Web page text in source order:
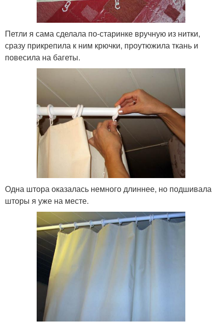
Петли я сама сделала по-старинке вручную из нитки,
сразу прикрепила к ним крючки, проутюжила ткань и
повесила на багеты.
Одна штора оказалась немного длиннее, но подшивала
шторы я уже на месте.